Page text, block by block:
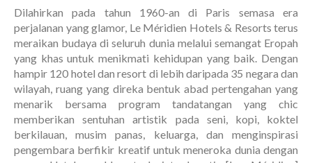
Dilahirkan pada tahun 1960-an di Paris semasa era
perjalanan yang glamor, Le Méridien Hotels & Resorts terus
meraikan budaya di seluruh dunia melalui semangat Eropah
yang khas untuk menikmati kehidupan yang baik. Dengan
hampir 120 hotel dan resort di lebih daripada 35 negara dan
wilayah, ruang yang direka bentuk abad pertengahan yang
menarik bersama program tandatangan yang chic
memberikan sentuhan artistik pada seni, kopi, koktel
berkilauan, musim panas, keluarga, dan menginspirasi
pengembara berfikir kreatif untuk meneroka dunia dengan